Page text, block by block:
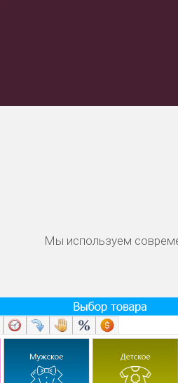
Мы используем